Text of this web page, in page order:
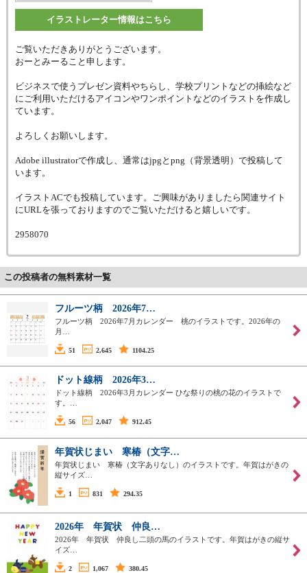
イラストレーター情報はこちら
ご覧いただきありがとうございます。
おーとみーること申します。
ビジネスで使うプレゼン資料やちらし、学校プリントなどの挿絵など
にご利用いただけるアイコンやワンポイントなどのイラストを作成し
ています。
よろしくお願いします。
Adobe illustratorで作成し、通常はjpgとpng（背景透明）で投稿して
います。
イラストACでも投稿しています。ご興味がありましたら関連サイト
にURLを張っておりますのでご覧いただけると嬉しいです。
2958070
この投稿者の無料素材一覧
フルーツ柄 2026年7…
フルーツ柄 2026年7月カレンダー 桃のイラストです。2026年の
月…
51 2,645 1104.25
ドット線柄 2026年3…
ドット線柄 2026年3月カレンダー ひな祭りの桃の花のイラストで
す。…
56 2,047 912.45
年賀状じまい 寒椿（文字…
年賀状じまい 寒椿（文字ありなし）のイラストです。年賀はがきの
縦サイズ…
1 831 294.35
2026年 年賀状 仲良…
2026年 年賀状 仲良し二頭の馬のイラストです。年賀はがきの縦サ
イズ…
2 1,067 380.45